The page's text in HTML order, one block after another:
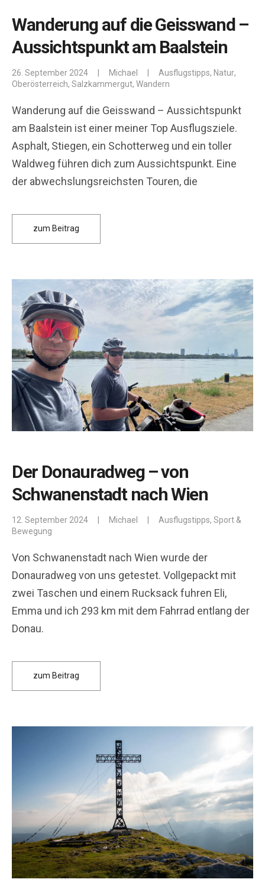
Wanderung auf die Geisswand –
Aussichtspunkt am Baalstein
26. September 2024 Michael Ausflugstipps, Natur,
Oberösterreich, Salzkammergut, Wandern
Wanderung auf die Geisswand – Aussichtspunkt
am Baalstein ist einer meiner Top Ausflugsziele.
Asphalt, Stiegen, ein Schotterweg und ein toller
Waldweg führen dich zum Aussichtspunkt. Eine
der abwechslungsreichsten Touren, die
zum Beitrag
Der Donauradweg – von
Schwanenstadt nach Wien
12. September 2024 Michael Ausflugstipps, Sport &
Bewegung
Von Schwanenstadt nach Wien wurde der
Donauradweg von uns getestet. Vollgepackt mit
zwei Taschen und einem Rucksack fuhren Eli,
Emma und ich 293 km mit dem Fahrrad entlang der
Donau.
zum Beitrag